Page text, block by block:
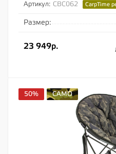
Артикул: CBC062 CarpTime
Размер:
23 949р.
50% CAMO